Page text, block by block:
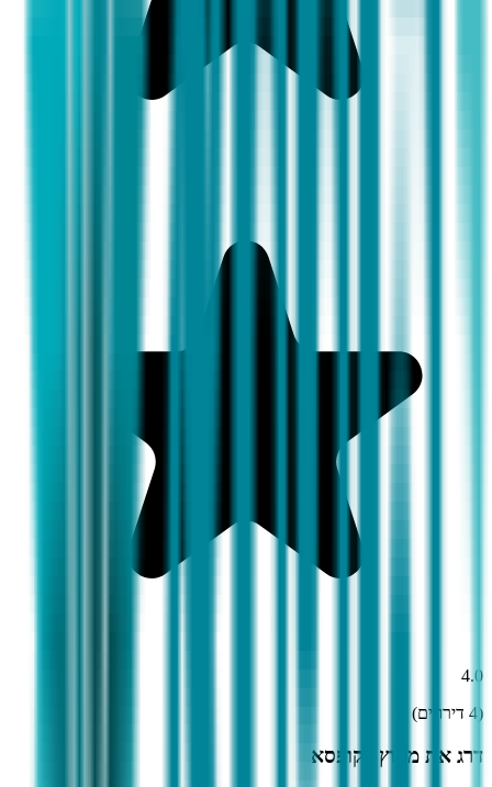
4.0
(
4 דירוגים)
דרג את מחוץ לקופסא